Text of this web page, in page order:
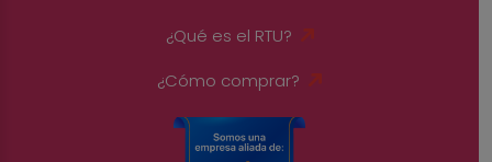
¿Qué es el RTU?
¿Cómo comprar?